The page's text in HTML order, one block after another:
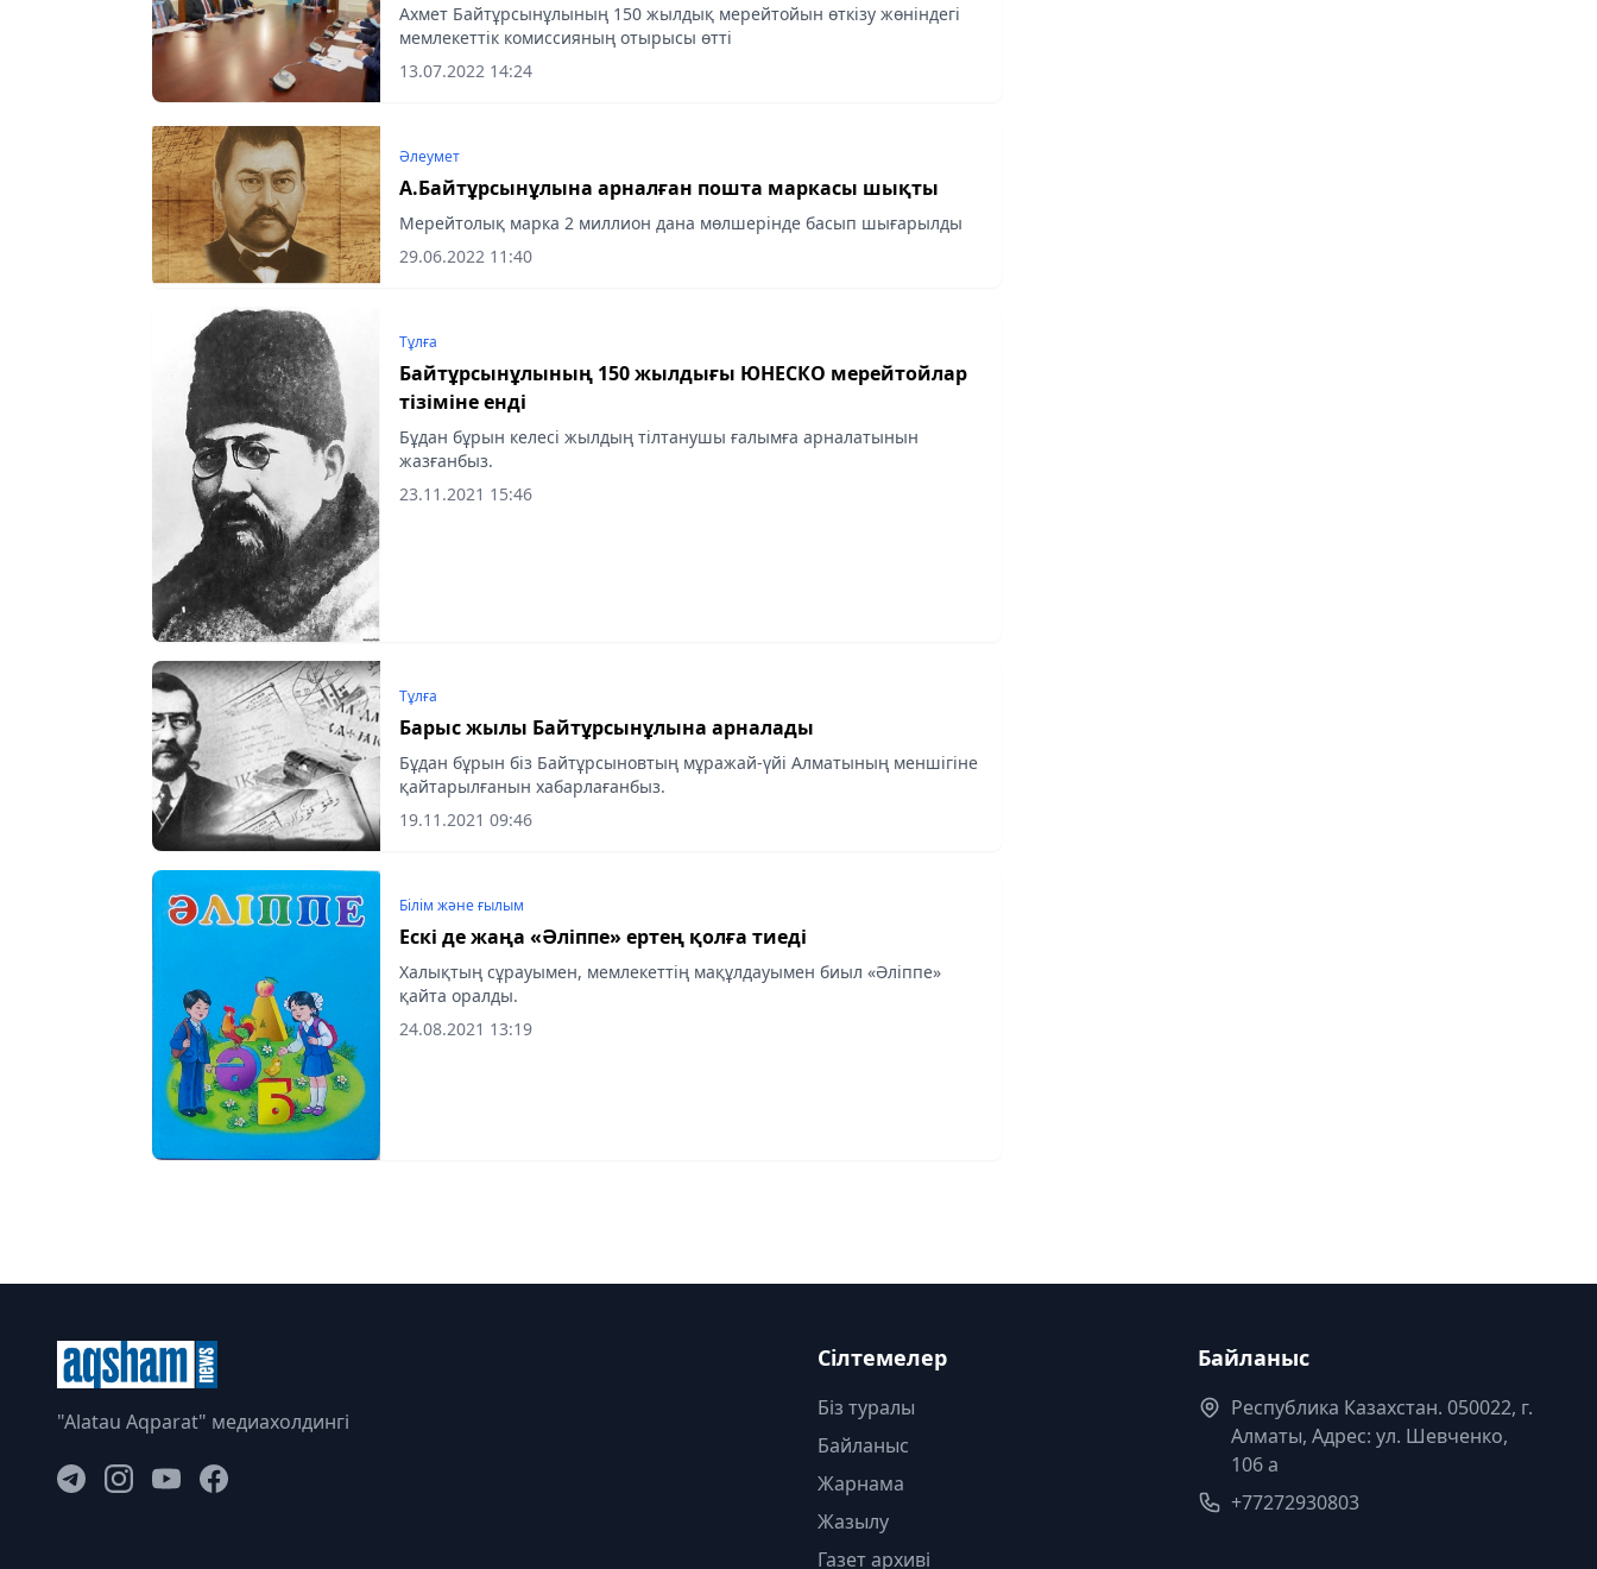
Ахмет Байтұрсынұлының 150 жылдық мерейтойын өткізу жөніндегі
мемлекеттік комиссияның отырысы өтті
13.07.2022 14:24
Әлеумет
А.Байтұрсынұлына арналған пошта маркасы шықты
Мерейтолық марка 2 миллион дана мөлшерінде басып шығарылды
29.06.2022 11:40
Тұлға
Байтұрсынұлының 150 жылдығы ЮНЕСКО мерейтойлар
тізіміне енді
Бұдан бұрын келесі жылдың тілтанушы ғалымға арналатынын
жазғанбыз.
23.11.2021 15:46
Тұлға
Барыс жылы Байтұрсынұлына арналады
Бұдан бұрын біз Байтұрсыновтың мұражай-үйі Алматының меншігіне
қайтарылғанын хабарлағанбыз.
19.11.2021 09:46
Білім және ғылым
Ескі де жаңа «Әліппе» ертең қолға тиеді
Халықтың сұрауымен, мемлекеттің мақұлдауымен биыл «Әліппе»
қайта оралды.
24.08.2021 13:19
"Alatau Aqparat" медиахолдингі
Сілтемелер
Біз туралы
Байланыс
Жарнама
Жазылу
Газет архиві
Байланыс
Республика Казахстан. 050022, г.
Алматы, Адрес: ул. Шевченко,
106 а
+77272930803